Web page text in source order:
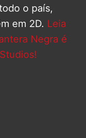
o país,
em 2D. Leia
Negra é